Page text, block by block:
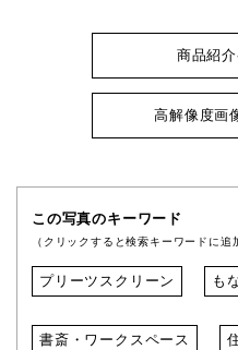
商品紹
高解像度画
この写真のキーワード
（クリックすると検索キーワードに追
プリーツスクリーン も
書斎・ワークスペース